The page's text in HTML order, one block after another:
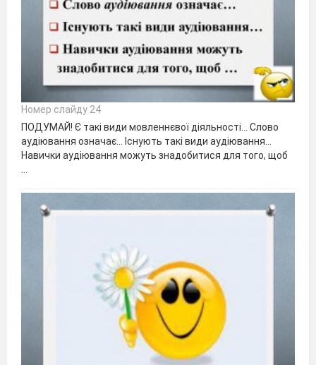
Номер слайду 24
ПОДУМАЙ! Є такі види мовленнєвої діяльності… Слово
аудіювання означає… Існують такі види аудіювання…
Навички аудіювання можуть знадобитися для того, щоб